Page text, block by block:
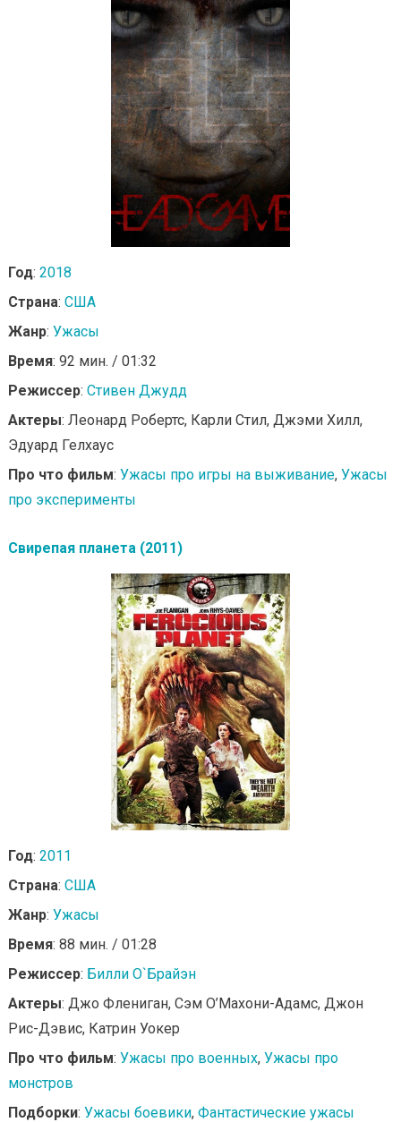
Год: 2018
Страна: США
Жанр: Ужасы
Время: 92 мин. / 01:32
Режиссер: Стивен Джудд
Актеры: Леонард Робертс, Карли Стил, Джэми Хилл,
Эдуард Гелхаус
Про что фильм: Ужасы про игры на выживание, Ужасы
про эксперименты
Свирепая планета (2011)
Год: 2011
Страна: США
Жанр: Ужасы
Время: 88 мин. / 01:28
Режиссер: Билли О`Брайэн
Актеры: Джо Флениган, Сэм О’Махони-Адамс, Джон
Рис-Дэвис, Катрин Уокер
Про что фильм: Ужасы про военных, Ужасы про
монстров
Подборки: Ужасы боевики, Фантастические ужасы